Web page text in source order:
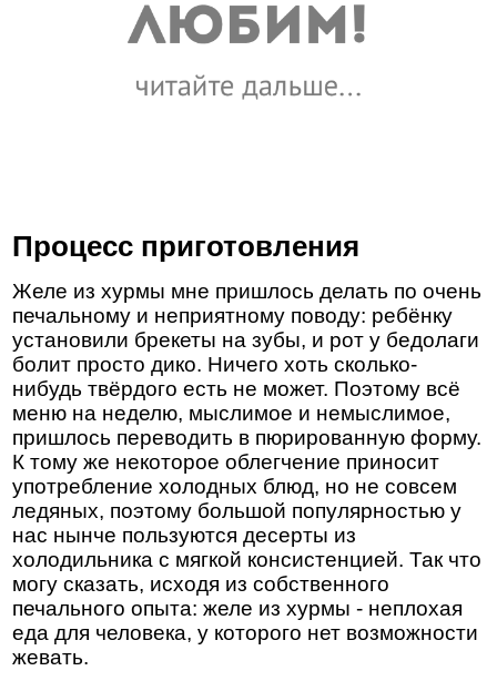
Процесс приготовления
Желе из хурмы мне пришлось делать по очень
печальному и неприятному поводу: ребёнку
установили брекеты на зубы, и рот у бедолаги
болит просто дико. Ничего хоть сколько-
нибудь твёрдого есть не может. Поэтому всё
меню на неделю, мыслимое и немыслимое,
пришлось переводить в пюрированную форму.
К тому же некоторое облегчение приносит
употребление холодных блюд, но не совсем
ледяных, поэтому большой популярностью у
нас нынче пользуются десерты из
холодильника с мягкой консистенцией. Так что
могу сказать, исходя из собственного
печального опыта: желе из хурмы - неплохая
еда для человека, у которого нет возможности
жевать.